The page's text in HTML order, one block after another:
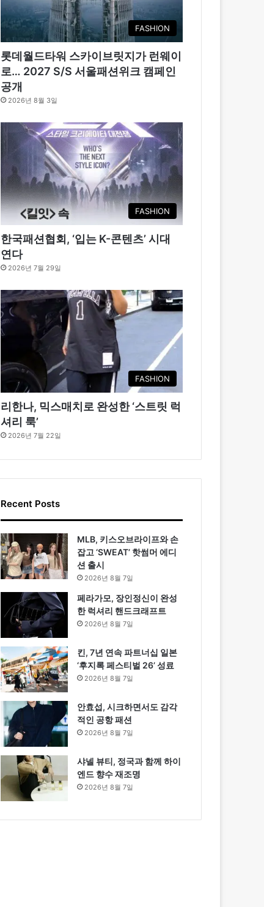
FASHION
롯데월드타워 스카이브릿지가 런웨이
로… 2027 S/S 서울패션위크 캠페인
공개
2026년 8월 3일
FASHION
한국패션협회, ‘입는 K-콘텐츠’ 시대
연다
2026년 7월 29일
FASHION
리한나, 믹스매치로 완성한 ‘스트릿 럭
셔리 룩’
2026년 7월 22일
Recent Posts
MLB, 키스오브라이프와 손
잡고 ‘SWEAT’ 핫썸머 에디
션 출시
2026년 8월 7일
페라가모, 장인정신이 완성
한 럭셔리 핸드크래프트
2026년 8월 7일
킨, 7년 연속 파트너십 일본
‘후지록 페스티벌 26’ 성료
2026년 8월 7일
안효섭, 시크하면서도 감각
적인 공항 패션
2026년 8월 7일
샤넬 뷰티, 정국과 함께 하이
엔드 향수 재조명
2026년 8월 7일